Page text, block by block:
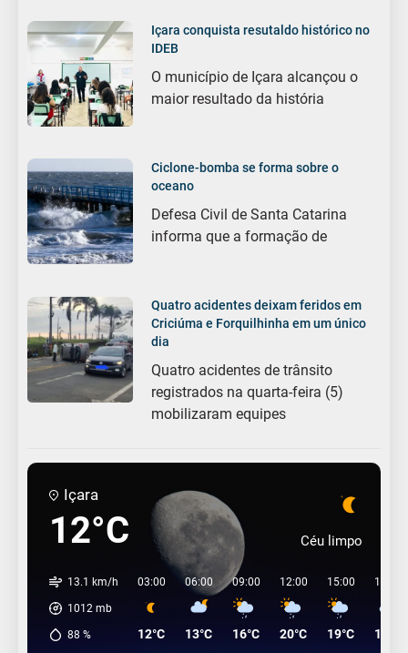
Içara conquista resutaldo histórico no
IDEB
O município de Içara alcançou o
maior resultado da história
Ciclone-bomba se forma sobre o
oceano
Defesa Civil de Santa Catarina
informa que a formação de
Quatro acidentes deixam feridos em
Criciúma e Forquilhinha em um único
dia
Quatro acidentes de trânsito
registrados na quarta-feira (5)
mobilizaram equipes
Içara
12°C Céu limpo
13.1 km/h
1012 mb
88 %
03:00
12°C
06:00
13°C
09:00
16°C
12:00
20°C
15:00
19°C
18:00
17°C